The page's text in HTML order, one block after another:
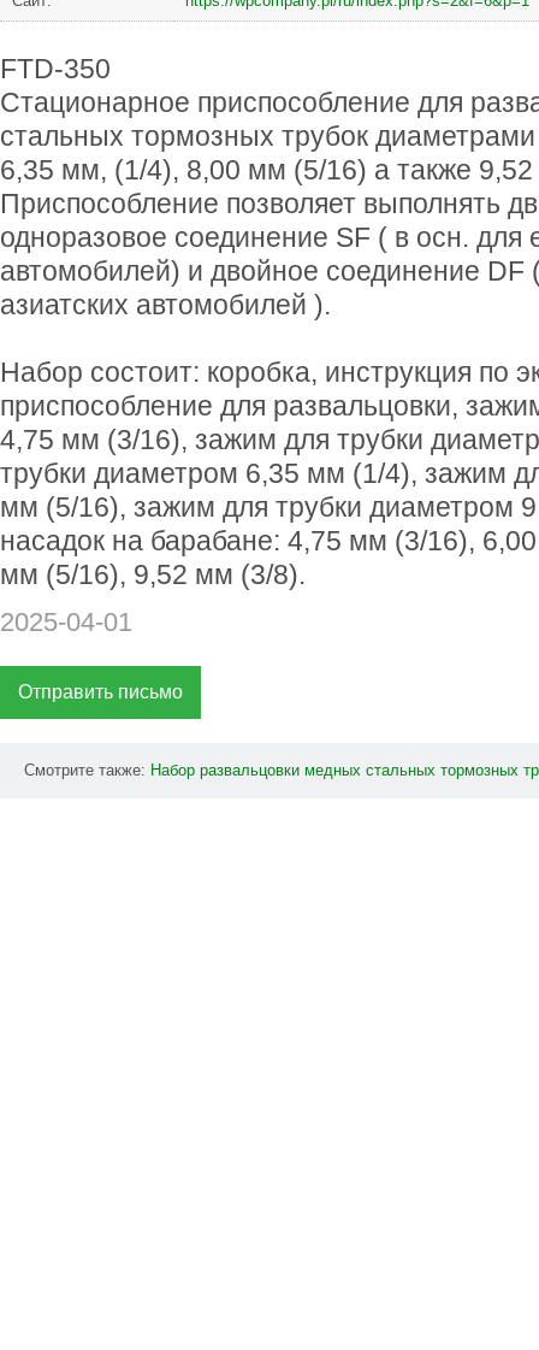
FTD-350
Стационарное приспособление для
стальных тормозных трубок
6,35 мм, (1/4), 8,00 мм (5/16) а также
Приспособление позволяет выполнять
одноразовое соединение SF ( в осн. для
автомобилей) и двойное соединение DF
азиатских автомобилей ).
Набор состоит: коробка, инструкция по
приспособление для развальцовки,
4,75 мм (3/16), зажим для трубки
трубки диаметром 6,35 мм (1/4), зажим
мм (5/16), зажим для трубки диаметром
насадок на барабане: 4,75 мм (3/16),
мм (5/16), 9,52 мм (3/8).
2025-04-01
Отправить письмо
Смотрите также: Набор развальцовки медных стальных тормозных